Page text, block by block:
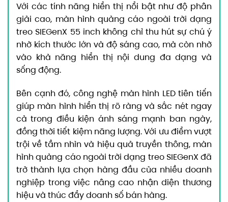
Với các tính năng hiển thị nổi bật như độ phân
giải cao, màn hình quảng cáo ngoài trời dạng
treo SIEGenX 55 inch không chỉ thu hút sự chú ý
nhờ kích thước lớn và độ sáng cao, mà còn nhờ
vào khả năng hiển thị nội dung đa dạng và
sống động.
Bên cạnh đó, công nghệ màn hình LED tiên tiến
giúp màn hình hiển thị rõ ràng và sắc nét ngay
cả trong điều kiện ánh sáng mạnh ban ngày,
đồng thời tiết kiệm năng lượng. Với ưu điểm vượt
trội về tầm nhìn và hiệu quả truyền thông, màn
hình quảng cáo ngoài trời dạng treo SIEGenX đã
trở thành lựa chọn hàng đầu của nhiều doanh
nghiệp trong việc nâng cao nhận diện thương
hiệu và thúc đẩy doanh số bán hàng.